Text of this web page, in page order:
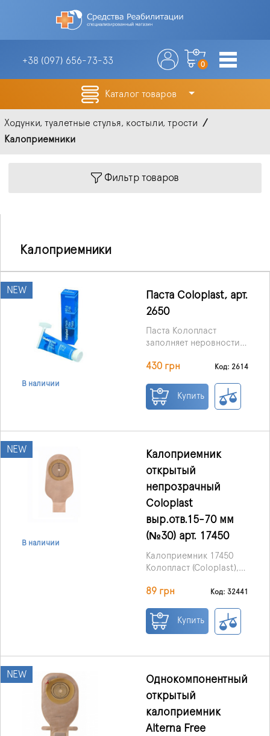
+38 (097) 656-73-33 0
Каталог товаров
Ходунки, туалетные стулья, костыли, трости
Калоприемники
Фильтр товаров
Калоприемники
NEW
В наличии
Паста Coloplast, арт.
2650
Паста Колопласт
заполняет неровности
зоне наложения
Благодаря пасте
Колопласт создается
Паста Колопласт также
оберегает кожу в зоне
стомы от отделяемого
содержимого
кишечника. Паста
"Coloplast"
абсорбирует также
влагу.
430 грн Код: 2614
Купить
NEW
В наличии
Калоприемник
открытый
непрозрачный
Coloplast
выр.отв.15-70 мм
(№30) арт. 17450
Калоприемник 17450
Колопласт (Coloplast),
открытый,
клеевой основой
Alterna.
89 грн Код: 32441
Купить
NEW
Однокомпонентный
открытый
калоприемник
Alterna Free